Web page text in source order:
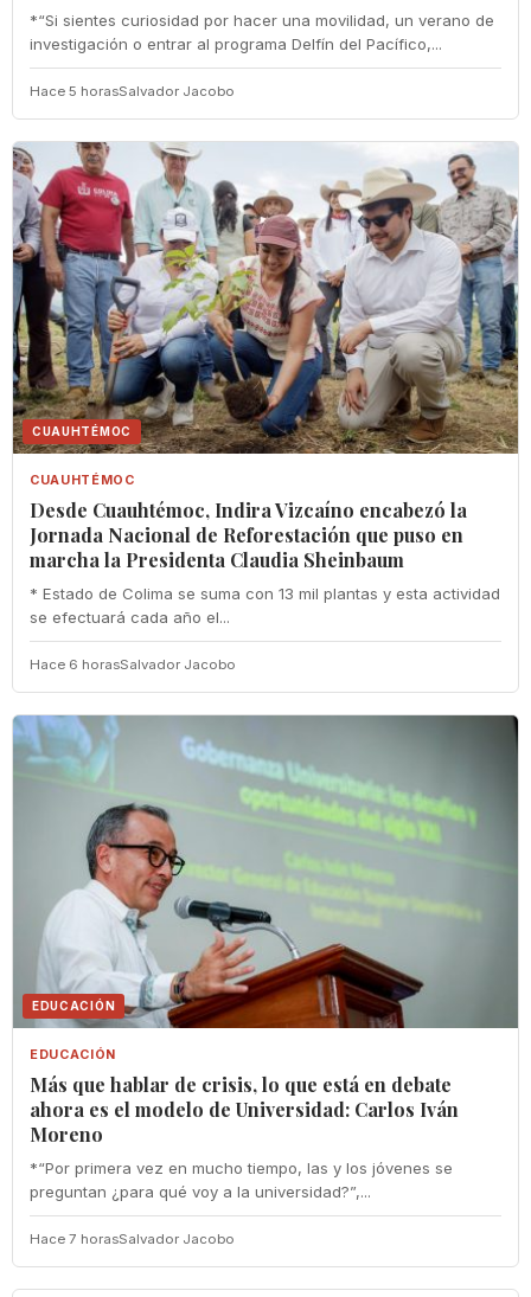
*“Si sientes curiosidad por hacer una movilidad, un verano de
investigación o entrar al programa Delfín del Pacífico,...
Hace 5 horasSalvador Jacobo
CUAUHTÉMOC
CUAUHTÉMOC
Desde Cuauhtémoc, Indira Vizcaíno encabezó la
Jornada Nacional de Reforestación que puso en
marcha la Presidenta Claudia Sheinbaum
* Estado de Colima se suma con 13 mil plantas y esta actividad
se efectuará cada año el...
Hace 6 horasSalvador Jacobo
EDUCACIÓN
EDUCACIÓN
Más que hablar de crisis, lo que está en debate
ahora es el modelo de Universidad: Carlos Iván
Moreno
*“Por primera vez en mucho tiempo, las y los jóvenes se
preguntan ¿para qué voy a la universidad?”,...
Hace 7 horasSalvador Jacobo
ARTE Y CULTURA